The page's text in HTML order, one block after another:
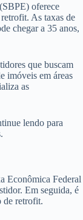
oferece
As taxas de
chegar a 35 anos,
que buscam
imóveis em áreas
as
lendo para
Econômica Federal
Em seguida, é
de retrofit.